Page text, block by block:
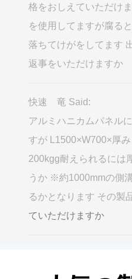
格をおしえていただけ
を使用してますが腐る
落ちてけがをしてます
返事をいただけますか
快速 竜 Said:
アルミハニカムパネル
すが L1500×W700×厚
200kgg耐えられるには
うか ※約1000mmの側
るかとなります その製
ていただけますか